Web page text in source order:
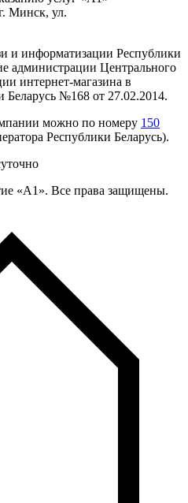
Минск, ул.
и информатизации Республики
администрации Центрального
интернет-магазина в
Беларусь №168 от 27.02.2014.
можно по номеру 150
Республики Беларусь).
«А1». Все права защищены.